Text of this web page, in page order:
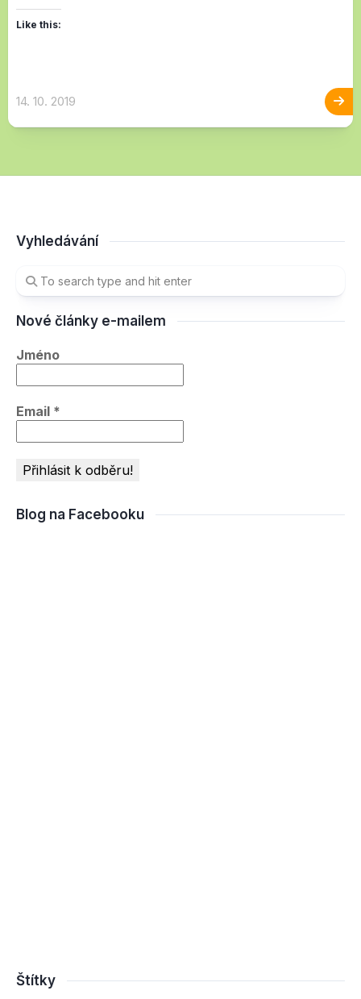
Like this:
14. 10. 2019
Vyhledávání
Nové články e-mailem
Jméno
Email *
Blog na Facebooku
Štítky